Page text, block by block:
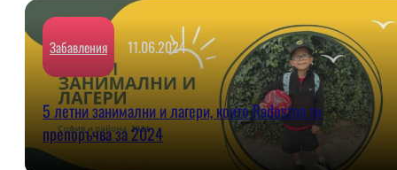
Забавления 11.06.2024
5 летни занимални и лагери, които Radostna ти
препоръчва за 2024